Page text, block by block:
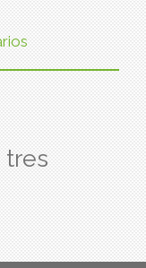
tres